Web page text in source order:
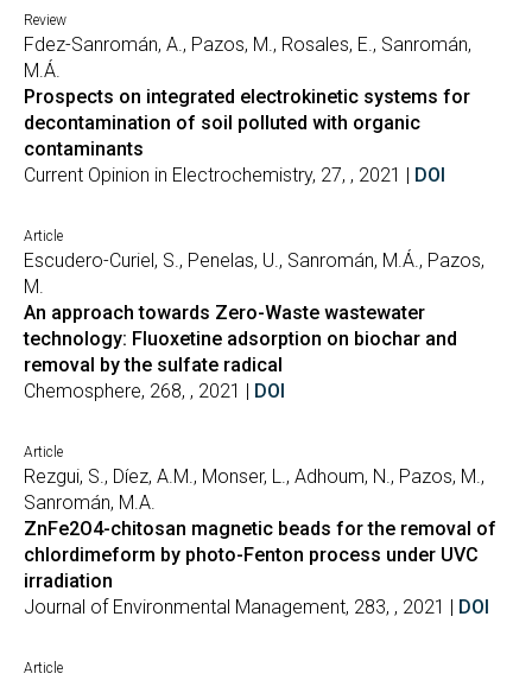
Review
Fdez-Sanromán, A., Pazos, M., Rosales, E., Sanromán,
M.Á.
Prospects on integrated electrokinetic systems for
decontamination of soil polluted with organic
contaminants
Current Opinion in Electrochemistry, 27, , 2021 | DOI
Article
Escudero-Curiel, S., Penelas, U., Sanromán, M.Á., Pazos,
M.
An approach towards Zero-Waste wastewater
technology: Fluoxetine adsorption on biochar and
removal by the sulfate radical
Chemosphere, 268, , 2021 | DOI
Article
Rezgui, S., Díez, A.M., Monser, L., Adhoum, N., Pazos, M.,
Sanromán, M.A.
ZnFe2O4-chitosan magnetic beads for the removal of
chlordimeform by photo-Fenton process under UVC
irradiation
Journal of Environmental Management, 283, , 2021 | DOI
Article